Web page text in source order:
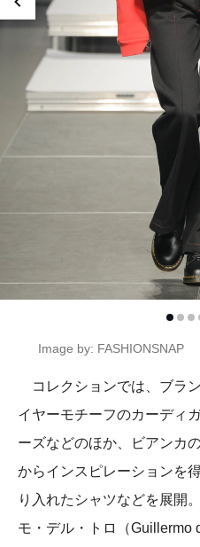
Image by: FASHIONSNAP
コレクションでは、ブラ
イヤーモチーフのカーディ
ーズなどのほか、ビアンカ
からインスピレーションを
り入れたシャツなどを展開
モ・デル・トロ（Guillermo